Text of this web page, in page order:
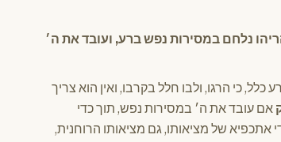
נלחם במסירות נפש ברע, ועובד את ה׳
כלל, כי הרגו, ולבו חלל בקרבו, ואין הוא צריך
אם עובד את ה׳ במסירות נפש, תוך כדי
של מציאותו, גם מציאותו הרוחנית,